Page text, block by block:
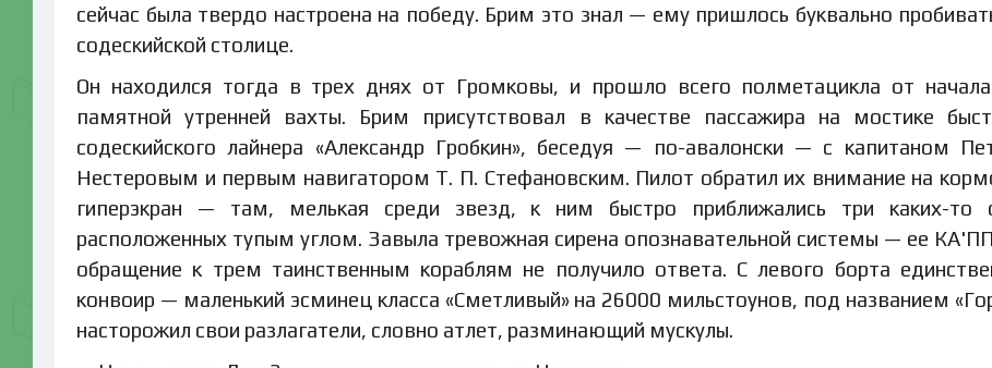
сейчас была твердо настроена на победу. Брим это знал — ему пришлось буквально
содескийской столице.
Он находился тогда в трех днях от Громковы, и прошло всего полметацикла от
памятной утренней вахты. Брим присутствовал в качестве пассажира на мостике
содескийского лайнера «Александр Гробкин», беседуя — по-авалонски — с капитаном
Нестеровым и первым навигатором Т. П. Стефановским. Пилот обратил их внимание на
гиперэкран — там, мелькая среди звезд, к ним быстро приближались три каких-то
расположенных тупым углом. Завыла тревожная сирена опознавательной системы — ее
обращение к трем таинственным кораблям не получило ответа. С левого борта
конвоир — маленький эсминец класса «Сметливый» на 26000 мильстоунов, под названием
насторожил свои разлагатели, словно атлет, разминающий мускулы.